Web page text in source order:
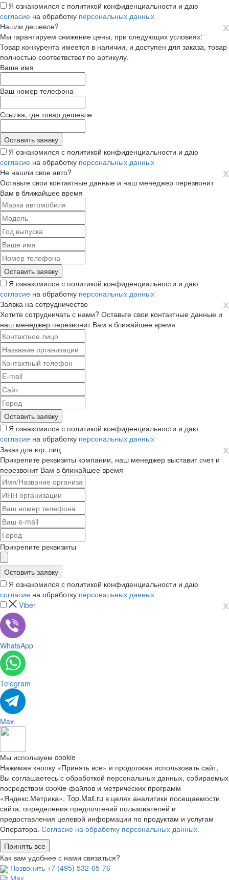
Я ознакомился с политикой конфиденциальности и даю
согласие на обработку персональных данных
х
Нашли дешевле?
Мы гарантируем снижение цены, при следующих условиях:
Товар конкурента имеется в наличии, и доступен для заказа, товар
полностью соответвствет по артикулу.
Ваше имя
Ваш номер телефона
Ссылка, где товар дешевле
Я ознакомился с политикой конфиденциальности и даю
согласие на обработку персональных данных
х
Не нашли свое авто?
Оставьте свои контактные данные и наш менеджер перезвонит
Вам в ближайшее время
Я ознакомился с политикой конфиденциальности и даю
согласие на обработку персональных данных
х
Заявка на сотрудничество
Хотите сотрудничать с нами? Оставьте свои контактные данные и
наш менеджер перезвонит Вам в ближайшее время
Я ознакомился с политикой конфиденциальности и даю
согласие на обработку персональных данных
х
Заказ для юр. лиц
Прикрепите реквизиты компании, наш менеджер выставит счет и
перезвонит Вам в ближайшее время
Прикрепите реквизиты
Я ознакомился с политикой конфиденциальности и даю
согласие на обработку персональных данных
х
Viber
WhatsApp
Telegram
Max
Мы используем cookie
Нажимая кнопку «Принять все» и продолжая использовать сайт,
Вы соглашаетесь с обработкой персональных данных, собираемых
посредством cookie-файлов и метрических программ
«Яндекс.Метрика», Top.Mail.ru в целях аналитики посещаемости
сайта, определения предпочтений пользователей и
предоставления целевой информации по продуктам и услугам
Оператора. Согласие на обработку персональных данных.
Принять все
Как вам удобнее с нами связаться?
Позвонить +7 (495) 532-65-76